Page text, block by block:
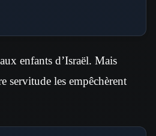
enfants d’Israël. Mais
servitude les empêchèrent